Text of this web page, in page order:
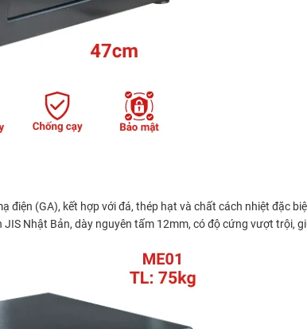
điện (GA), kết hợp với đá, thép hạt và chất cách nhiệt đặc
Nhật Bản, dày nguyên tấm 12mm, có độ cứng vượt trội,